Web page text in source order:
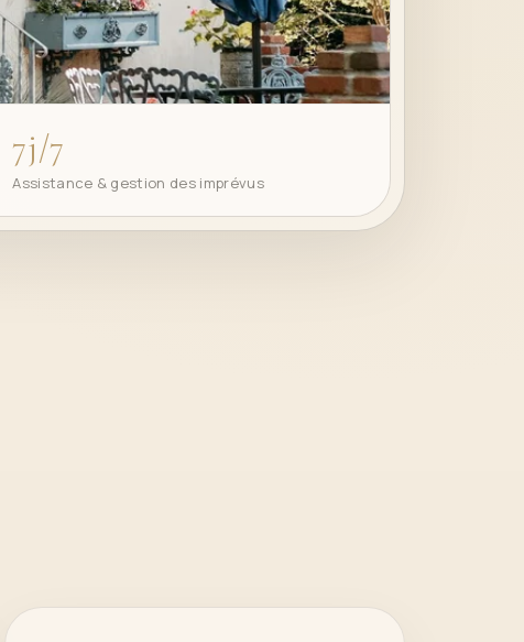
7j/7
Assistance & gestion des imprévus